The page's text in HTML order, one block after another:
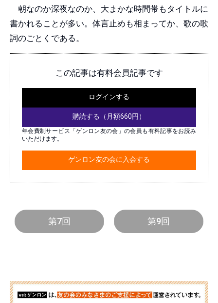
朝なのか深夜なのか、大まかな時間帯もタイトルに
書かれることが多い。体言止めも相まってか、歌の歌
詞のごとくである。
この記事は有料会員記事です
ログインする
購読する（月額660円）
年会費制サービス「ゲンロン友の会」の会員も有料記事をお読み
いただけます。
ゲンロン友の会に入会する
第7回 第9回